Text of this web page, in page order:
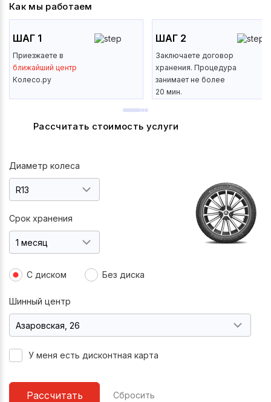
Как мы работаем
ШАГ 1
Приезжаете в
ближайший центр
Колесо.ру
ШАГ 2
Заключаете договор
хранения. Процедура
занимает не более
20 мин.
Рассчитать стоимость услуги
Диаметр колеса
Срок хранения
С диском Без диска
Шинный центр
У меня есть дисконтная карта
Рассчитать Сбросить